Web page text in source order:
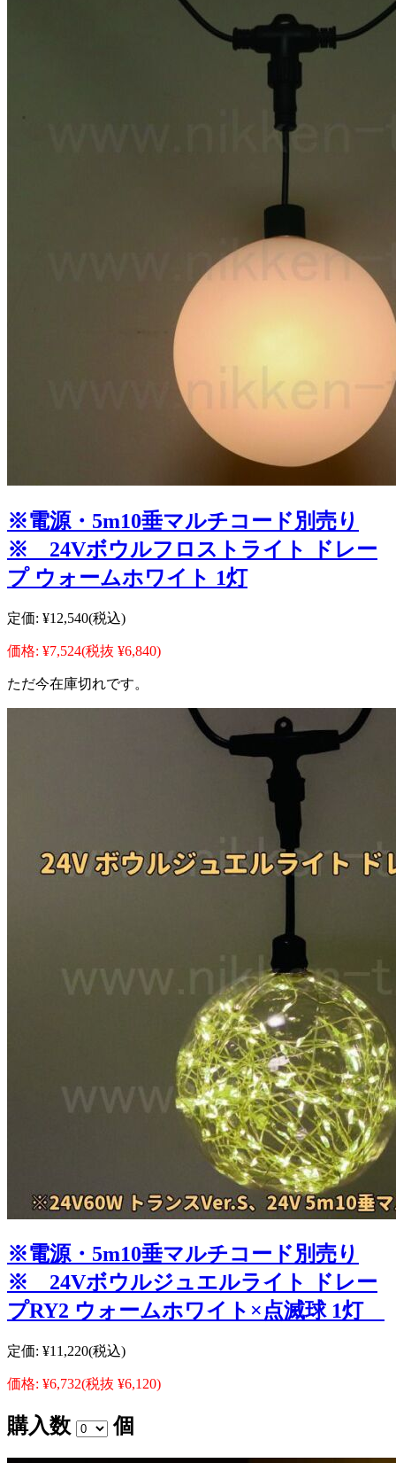
※電源・5m10垂マルチコード別売り
※ 24Vボウルフロストライト ドレー
プ ウォームホワイト 1灯
定価: ¥12,540(税込)
価格: ¥7,524(税抜 ¥6,840)
ただ今在庫切れです。
※電源・5m10垂マルチコード別売り
※ 24Vボウルジュエルライト ドレー
プRY2 ウォームホワイト×点滅球 1灯
定価: ¥11,220(税込)
価格: ¥6,732(税抜 ¥6,120)
購入数 個